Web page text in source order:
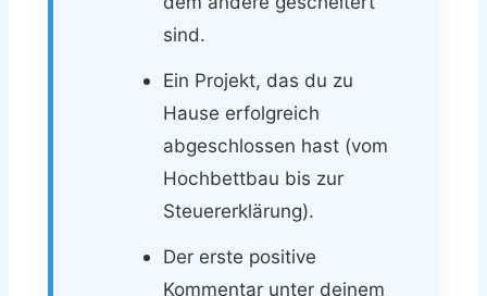
sind.
Ein Projekt, das du zu
Hause erfolgreich
abgeschlossen hast (vom
Hochbettbau bis zur
Steuererklärung).
Der erste positive
Kommentar unter deinem